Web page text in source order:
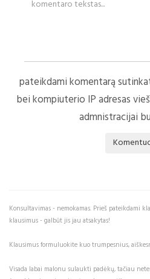
pateikdami komentarą
bei kompiuterio IP adresas
admnistracijai
Konsultavimas - nemokamas. Prieš pateikdami
klausimus - galbūt jis jau atsakytas!
Klausimus formuluokite kuo trumpesnius,
Visada labai malonu sulaukti padėkų, tačiau